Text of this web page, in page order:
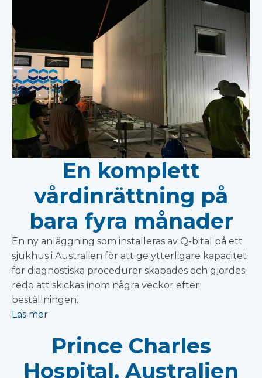
En komplett
vårdinrättning på
bara fyra månader
En ny anläggning som installeras av Q-bital på ett
sjukhus i Australien för att ge ytterligare kapacitet
för diagnostiska procedurer skapades och gjordes
redo att skickas inom några veckor efter
beställningen.
Läs mer
Prince Charles
Hospital, Australien